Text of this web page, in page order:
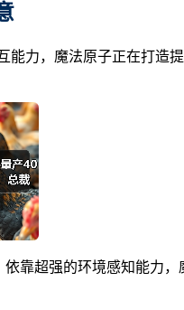
力，魔法原子正在打造
靠超强的环境感知能力